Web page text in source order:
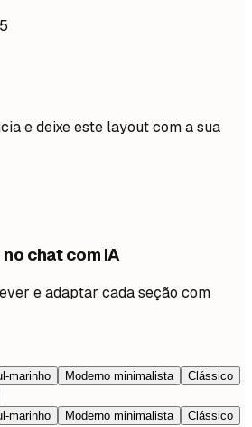
e deixe este layout com a sua
chat com IA
e adaptar cada seção com
marinho Moderno minimalista
Clássico
marinho Moderno minimalista
Clássico